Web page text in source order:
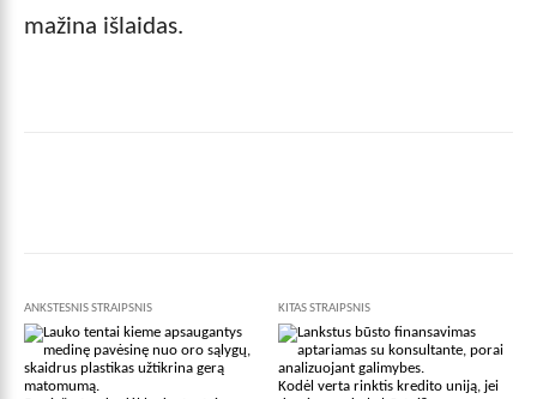
mažina išlaidas.
ANKSTESNIS STRAIPSNIS KITAS STRAIPSNIS
Kodėl verta rinktis kredito uniją, jei